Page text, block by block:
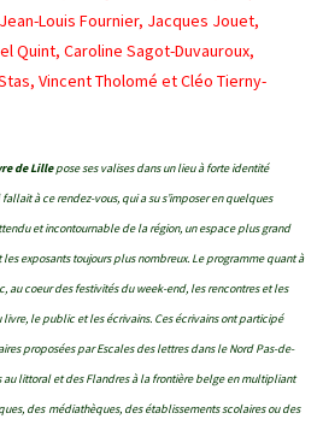
Louis Fournier, Jacques Jouet,
Quint, Caroline Sagot-Duvauroux,
Vincent Tholomé et Cléo Tierny-
de Lillepose ses valises dans un lieu à forte identité
à ce rendez-vous, qui a su s’imposer en quelques
et incontournable de la région, un espace plus grand
exposants toujours plus nombreux. Le programme quant à
au coeur des festivités du week-end, les rencontres et les
livre, le public et les écrivains. Ces écrivains ont participé
proposées par Escales des lettres dans le Nord Pas-de-
au littoral et des Flandres à la frontière belge en multipliant
des médiathèques, des établissements scolaires ou des